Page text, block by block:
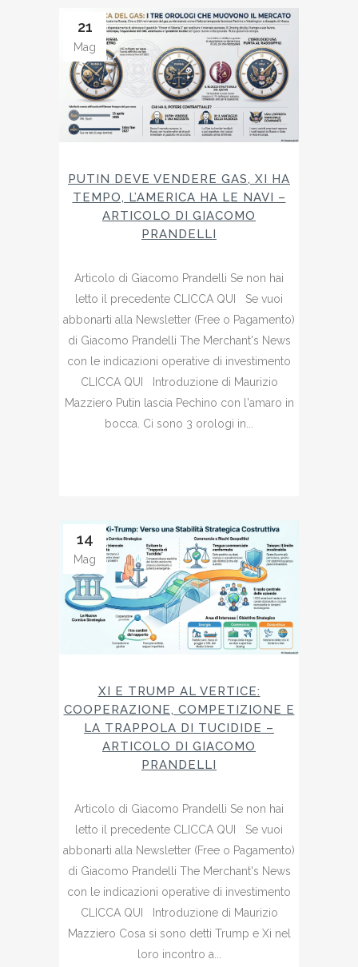
21
Mag
PUTIN DEVE VENDERE GAS, XI HA
TEMPO, L’AMERICA HA LE NAVI –
ARTICOLO DI GIACOMO
PRANDELLI
Articolo di Giacomo Prandelli Se non hai
letto il precedente CLICCA QUI Se vuoi
abbonarti alla Newsletter (Free o Pagamento)
di Giacomo Prandelli The Merchant's News
con le indicazioni operative di investimento
CLICCA QUI Introduzione di Maurizio
Mazziero Putin lascia Pechino con l'amaro in
bocca. Ci sono 3 orologi in...
14
Mag
XI E TRUMP AL VERTICE:
COOPERAZIONE, COMPETIZIONE E
LA TRAPPOLA DI TUCIDIDE –
ARTICOLO DI GIACOMO
PRANDELLI
Articolo di Giacomo Prandelli Se non hai
letto il precedente CLICCA QUI Se vuoi
abbonarti alla Newsletter (Free o Pagamento)
di Giacomo Prandelli The Merchant's News
con le indicazioni operative di investimento
CLICCA QUI Introduzione di Maurizio
Mazziero Cosa si sono detti Trump e Xi nel
loro incontro a...